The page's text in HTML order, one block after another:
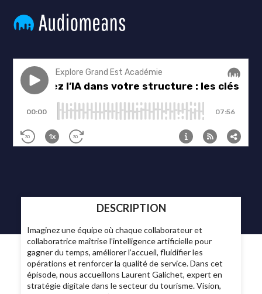
DESCRIPTION
Imaginez une équipe où chaque collaborateur et
collaboratrice maîtrise l’intelligence artificielle pour
gagner du temps, améliorer l’accueil, fluidifier les
opérations et renforcer la qualité de service. Dans cet
épisode, nous accueillons Laurent Galichet, expert en
stratégie digitale dans le secteur du tourisme. Vision,